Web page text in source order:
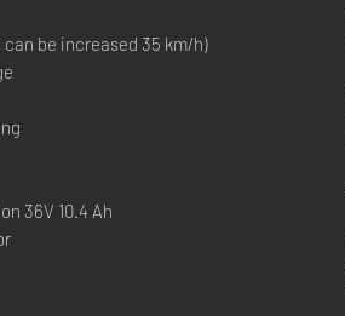
can be increased 35 km/h)
36V 10.4 Ah